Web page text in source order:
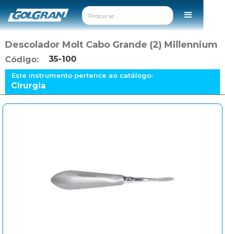
Descolador Molt Cabo Grande (2) Millennium
Código: 35-100
Este instrumento pertence ao catálogo:
Cirurgia